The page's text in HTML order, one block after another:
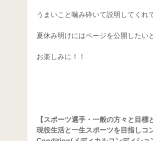
うまいこと噛み砕いて説明してくれ
夏休み明けにはページを公開したい
お楽しみに！！
【スポーツ選手・一般の方々と目
現役生活と一生スポーツを目指し